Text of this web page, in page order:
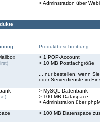
> Adminstration über
Produktbeschreibung
> 1 POP-Account
> 10 MB Postfachgröße
... nur bestellen, wenn
oder Serverdienste im
> MySQL Datenbank
> 100 MB Dataspace
> Administraion über
> 100 MB Datenspace